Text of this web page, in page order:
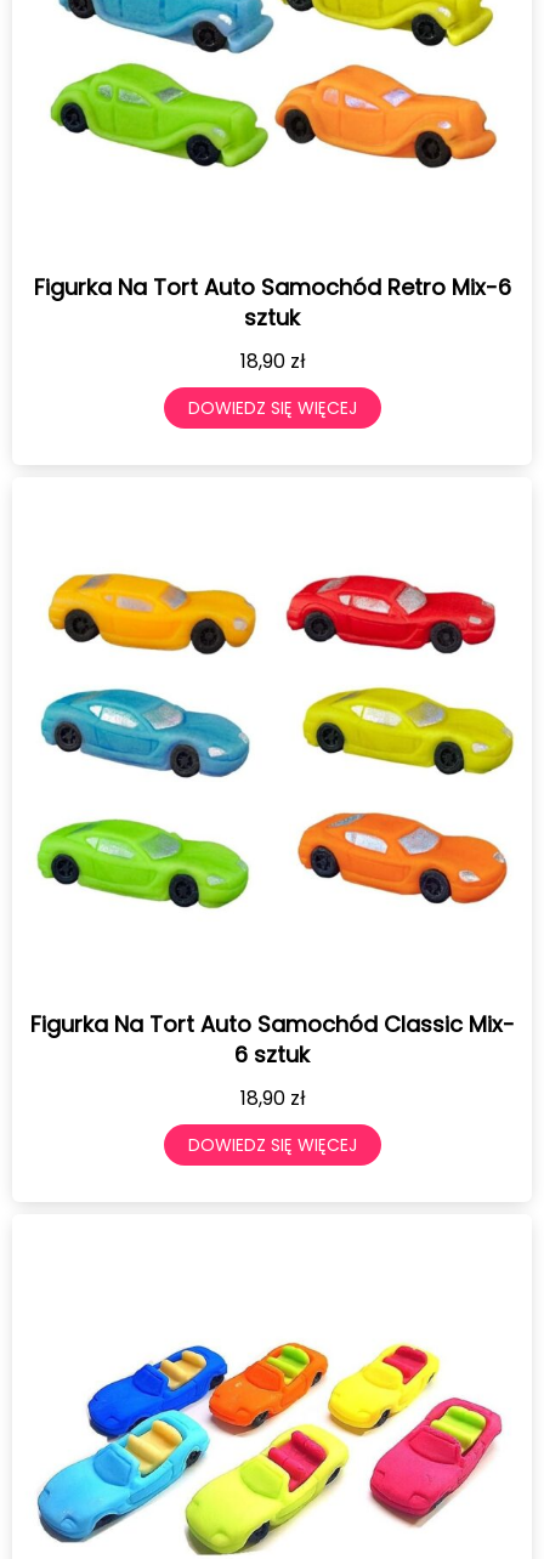
Figurka Na Tort Auto Samochód Retro Mix-6
sztuk
18,90 zł
DOWIEDZ SIĘ WIĘCEJ
Figurka Na Tort Auto Samochód Classic Mix-
6 sztuk
18,90 zł
DOWIEDZ SIĘ WIĘCEJ